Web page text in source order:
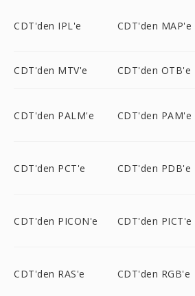
CDT'den IPL'e CDT'den MAP'e
CDT'den MTV'e CDT'den OTB'e
CDT'den PALM'e CDT'den PAM'e
CDT'den PCT'e CDT'den PDB'e
CDT'den PICON'e CDT'den PICT'e
CDT'den RAS'e CDT'den RGB'e